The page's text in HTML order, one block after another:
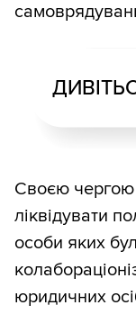
Своєю
ліквідувати
особи яких
юридичних